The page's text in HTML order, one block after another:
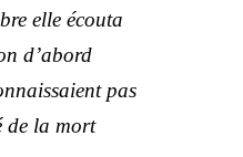
elle écouta
d’abord
pas
de la mort